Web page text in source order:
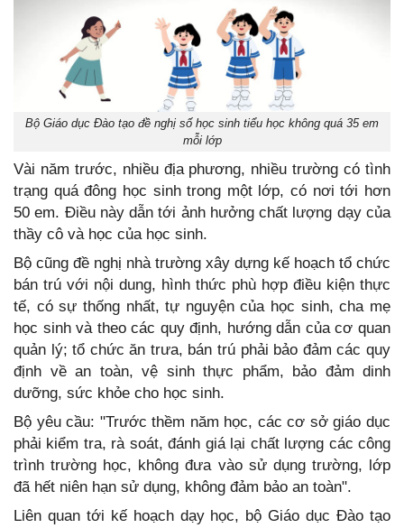
Bộ Giáo dục Đào tạo đề nghị số học sinh tiểu học không quá 35 em
mỗi lớp
Vài năm trước, nhiều địa phương, nhiều trường có tình
trạng quá đông học sinh trong một lớp, có nơi tới hơn
50 em. Điều này dẫn tới ảnh hưởng chất lượng dạy của
thầy cô và học của học sinh.
Bộ cũng đề nghị nhà trường xây dựng kế hoạch tổ chức
bán trú với nội dung, hình thức phù hợp điều kiện thực
tế, có sự thống nhất, tự nguyện của học sinh, cha mẹ
học sinh và theo các quy định, hướng dẫn của cơ quan
quản lý; tổ chức ăn trưa, bán trú phải bảo đảm các quy
định về an toàn, vệ sinh thực phẩm, bảo đảm dinh
dưỡng, sức khỏe cho học sinh.
Bộ yêu cầu: "Trước thềm năm học, các cơ sở giáo dục
phải kiểm tra, rà soát, đánh giá lại chất lượng các công
trình trường học, không đưa vào sử dụng trường, lớp
đã hết niên hạn sử dụng, không đảm bảo an toàn".
Liên quan tới kế hoạch dạy học, bộ Giáo dục Đào tạo